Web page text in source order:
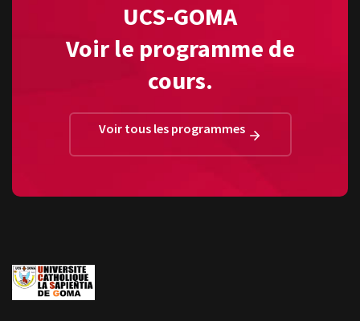
UCS-GOMA
Voir le programme de
cours.
Voir tous les programmes